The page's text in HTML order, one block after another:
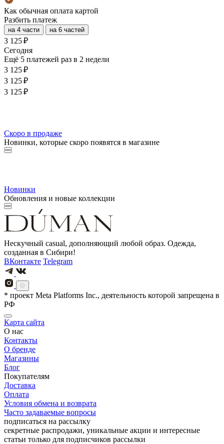
Как обычная оплата картой
Разбить платеж
на 4 части на 6 частей
3 125 ₽
Cегодня
Ещё 5 платежей раз в 2 недели
3 125 ₽
3 125 ₽
3 125 ₽
Скоро в продаже
Новинки, которые скоро появятся в магазине
Новинки
Обновления и новые коллекции
Нескучный casual, дополняющий любой образ. Одежда,
созданная в Сибири!
ВКонтакте Telegram
* проект Meta Platforms Inc., деятельность которой запрещена в
РФ
Карта сайта
О нас
Контакты
О бренде
Магазины
Блог
Покупателям
Доставка
Оплата
Условия обмена и возврата
Часто задаваемые вопросы
подписаться на рассылку
секретные распродажи, уникальные акции и интересные
статьи только для подписчиков рассылки